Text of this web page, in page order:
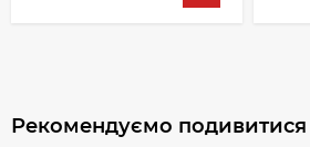
Рекомендуємо подивитися